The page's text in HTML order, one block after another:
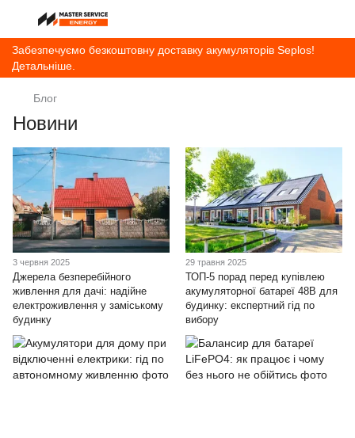
Забезпечуємо безкоштовну доставку акумуляторів Seplos!
Детальніше.
Блог
Новини
3 червня 2025
Джерела безперебійного
живлення для дачі: надійне
електроживлення у заміському
будинку
29 травня 2025
ТОП-5 порад перед купівлею
акумуляторної батареї 48В для
будинку: експертний гід по
вибору